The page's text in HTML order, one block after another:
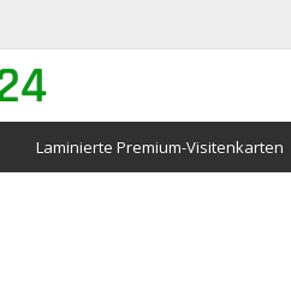
Laminierte Premium-Visitenkarten